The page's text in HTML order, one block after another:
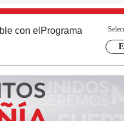
con el Programa